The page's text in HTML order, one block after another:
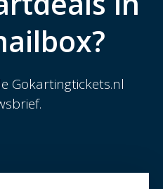
Gokartingtickets.nl